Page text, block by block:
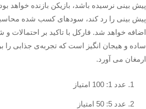
پیش‌ بینی نرسیده باشد، بازیکن بازنده خواهد
پیش‌ بینی را رد کند، سودهای کسب شده
اضافه خواهد شد. فارکل با تاکید بر احتمالات
ساده و هیجان‌ انگیز است که تجربه‌ی جذابی را
ارمغان می‌ آورد.
عدد 1: 100 امتیاز
عدد 5: 50 امتیاز